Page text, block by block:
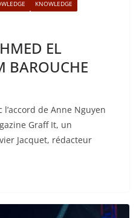
KNOWLEDGE
EL
BAROUCHE
de Anne Nguyen
Graff It, un
Jacquet, rédacteur